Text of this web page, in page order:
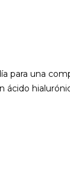
para una
ácido